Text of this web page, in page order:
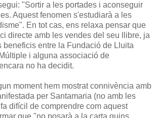
"Sortir a les portades i aconseguir
Aquest fenomen s'estudiarà a les
En tot cas, ens relaxa pensar que
directe amb les vendes del seu llibre, ja
beneficis entre la Fundació de Lluita
i alguna associació de
no ha decidit.
moment hem mostrat connivència amb
per Santamaria (no amb les
difícil de comprendre com aquest